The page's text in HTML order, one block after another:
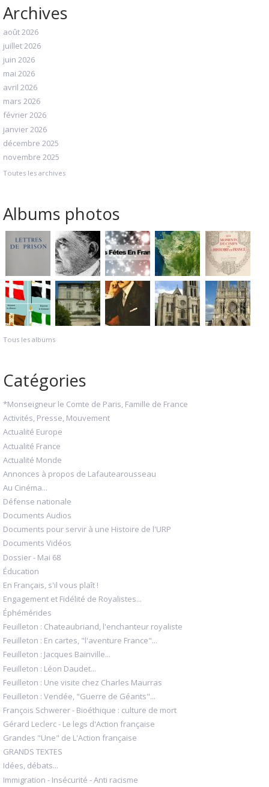
Archives
août 2026
juillet 2026
juin 2026
mai 2026
avril 2026
mars 2026
février 2026
janvier 2026
décembre 2025
novembre 2025
Toutes les archives
Albums photos
Tous les albums
Catégories
*Monseigneur le Comte de Paris, Famille de France
Activités, Presse, Mouvement
Actualité Europe
Actualité France
Actualité Monde
Annonces à propos de Lafautearousseau
Au Cinéma...
Défense nationale
Documents Audios
Documents pour servir à une Histoire de l'URP
Documents Vidéos
Dossier - Mai 68
Éducation
En Français, s'il vous plaît !
Engagement et Fidélité de Royalistes...
Éphémérides
Feuilleton : Chateaubriand, l'enchanteur royaliste
Feuilleton : En cartes, "l'aventure France"...
Feuilleton : Jacques Bainville...
Feuilleton : Léon Daudet...
Feuilleton : Une visite chez Charles Maurras
Feuilleton : Vendée, "Guerre de Géants"...
François Schwerer - Bioéthique : culture de mort
Gérard Leclerc - Le legs d'Action française
Grandes "Une" de L'Action française
GRANDS TEXTES
Idées, débats...
Immigration - Insécurité - Anti racisme